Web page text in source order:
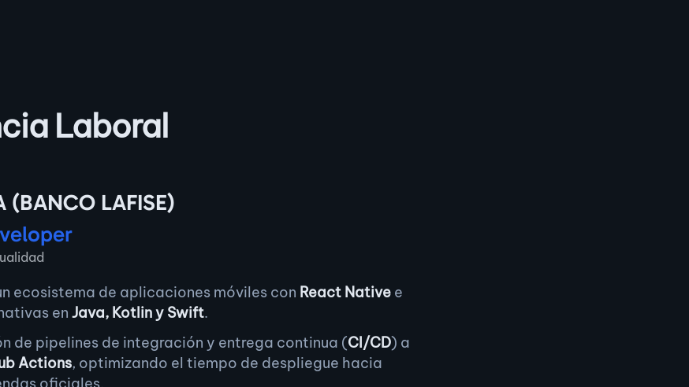
Laboral
(BANCO LAFISE)
ecosistema de aplicaciones móviles con React Native e
en Java, Kotlin y Swift.
de pipelines de integración y entrega continua (CI/CD) a
Actions, optimizando el tiempo de despliegue hacia